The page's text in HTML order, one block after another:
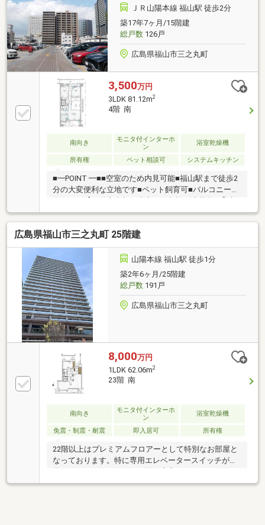
買物は、フレスタアイネス店まで徒歩１分です。・ペ
ット飼育可。大切でかわいいペットと一緒に暮らせま
す。・内見ご希望の際には、お気軽にお問合せくださ
い。
ＪＲ山陽本線 福山駅 徒歩2分
築17年7ヶ月/15階建
総戸数126戸
広島県福山市三之丸町
3,500万円
3LDK 81.12m2
4階 南
南向き
モニタ付インターホ
ン
浴室乾燥機
所有権 ペット相談可 システムキッチン
■━POINT ━■■空室のため内見可能■福山駅まで徒歩2
分の大変便利な立地です■ペット飼育可■バルコニー南
場に応じた売却価格の査定はもちろん、お客さまのご
要望やお悩みをお聞かせいただくことにより、よりよ
い売却方法をご提案いたします。ご自宅の資産価値を
査定されたい方、住宅ローンのご相談など、売却にま
つわる様々なお悩みにお応えいたします。お気軽にご
相談ください。
広島県福山市三之丸町 25階建
山陽本線 福山駅 徒歩1分
築2年6ヶ月/25階建
総戸数191戸
広島県福山市三之丸町
8,000万円
1LDK 62.06m2
23階 南
南向き
モニタ付インターホ
ン
浴室乾燥機
免震・制震・耐震 即入居可 所有権
22階以上はプレミアムフロアーとして特別なお部屋と
なっております。特に専用エレベータースイッチが採